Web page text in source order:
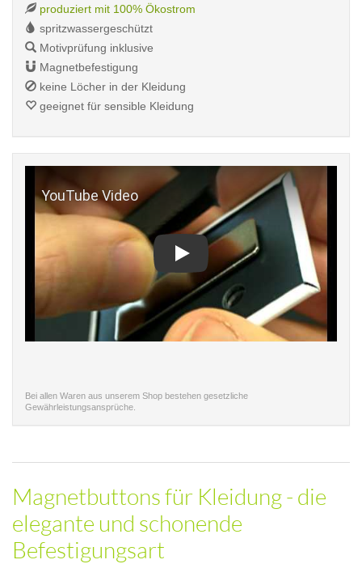
produziert mit 100% Ökostrom
spritzwassergeschützt
Motivprüfung inklusive
Magnetbefestigung
keine Löcher in der Kleidung
geeignet für sensible Kleidung
Bei allen Waren aus unserem Shop bestehen gesetzliche
Gewährleistungsansprüche.
Magnetbuttons für Kleidung - die
elegante und schonende
Befestigungsart